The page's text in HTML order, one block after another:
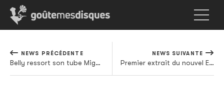
NEWS PRÉCÉDENTE
Belly ressort son tube Might Not avec 2 Chainz et Yo Gotti, parce que The Weeknd ne suffisait pas
NEWS SUIVANTE
Premier extrait du nouvel EP d'Aphex Twin à découvrir en vidéo